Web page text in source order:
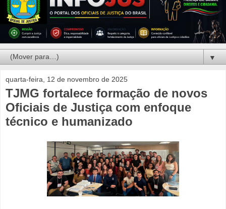
▼
quarta-feira, 12 de novembro de 2025
TJMG fortalece formação de novos
Oficiais de Justiça com enfoque
técnico e humanizado